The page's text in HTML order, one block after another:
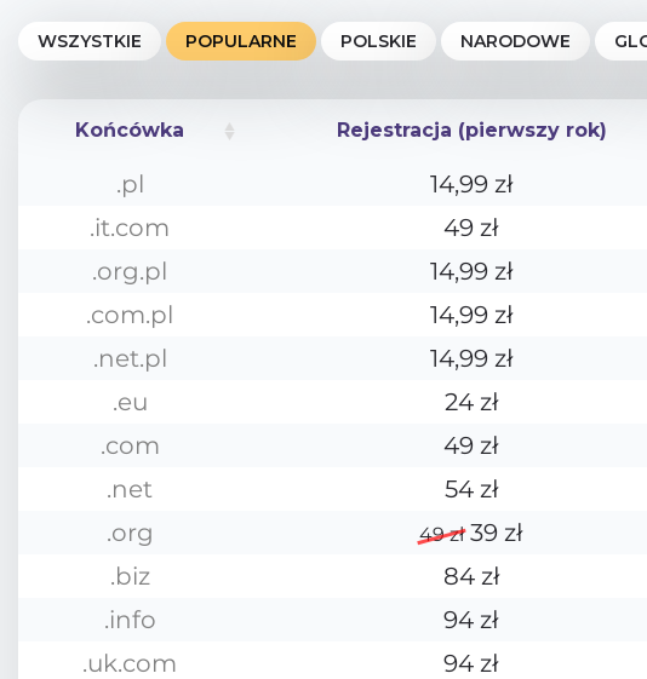
Końcówka Rejestracja (pierwszy rok)
Końcówka
Rejestracja (pierwszy rok)
.pl 14,99 zł
.it.com
49 zł
.org.pl
14,99 zł
.com.pl
14,99 zł
.net.pl
14,99 zł
.eu
24 zł
.com
49 zł
.net
54 zł
.org
49 zł 39 zł
.biz
84 zł
.info
94 zł
.uk.com
94 zł